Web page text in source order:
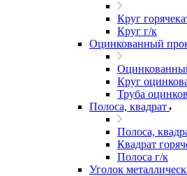
Круг
Круг г/к
Оцинкованный
Круг
Труба
Полоса, квадрат
Полоса,
Квадрат
Полоса г/к
Уголок